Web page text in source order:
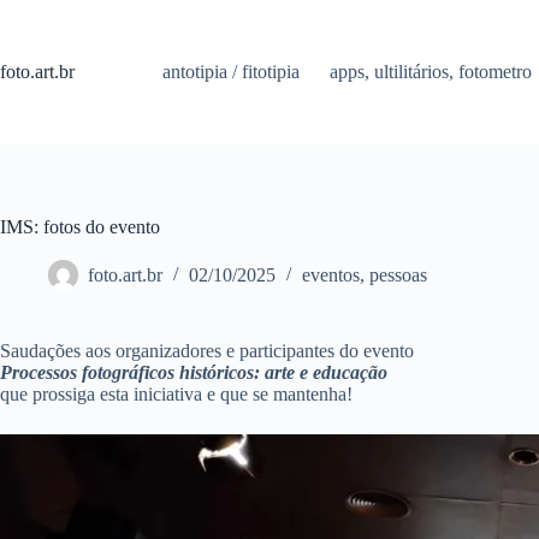
conteúdo
foto.art.br antotipia / fitotipia apps, ultilitários, fotometro
IMS: fotos do evento
foto.art.br 02/10/2025 eventos, pessoas
Saudações aos organizadores e participantes do evento
Processos fotográficos históricos: arte e educação
que prossiga esta iniciativa e que se mantenha!